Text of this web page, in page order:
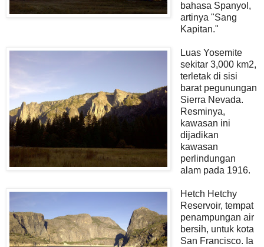
bahasa Spanyol,
artinya "Sang
Kapitan."
Luas Yosemite
sekitar 3,000 km2,
terletak di sisi
barat pegunungan
Sierra Nevada.
Resminya,
kawasan ini
dijadikan
kawasan
perlindungan
alam pada 1916.
Hetch Hetchy
Reservoir, tempat
penampungan air
bersih, untuk kota
San Francisco. Ia